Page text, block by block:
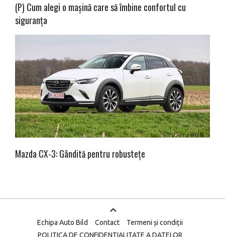
(P) Cum alegi o mașină care să îmbine confortul cu
siguranța
Mazda CX-3: Gândită pentru robustețe
Echipa Auto Bild Contact
Termeni și condiții
POLITICA DE CONFIDENTIALITATE A DATELOR